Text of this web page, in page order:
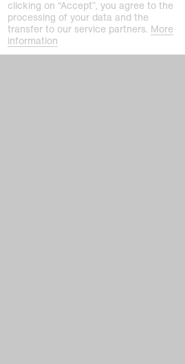
clicking on “Accept”, you agree to the
processing of your data and the
transfer to our service partners. More
information